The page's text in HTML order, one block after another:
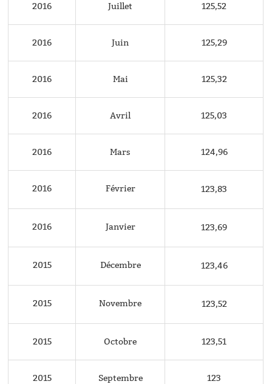
2016 Juillet 125,52
2016 Juin 125,29
2016 Mai 125,32
2016 Avril 125,03
2016 Mars 124,96
2016 Février 123,83
2016 Janvier 123,69
2015 Décembre 123,46
2015 Novembre 123,52
2015 Octobre 123,51
2015 Septembre 123